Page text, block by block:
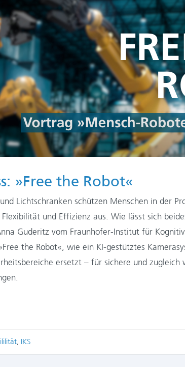
»Free the Robot«
Lichtschranken schützen Menschen in der
und Effizienz aus. Wie lässt sich
Guderitz vom Fraunhofer-Institut für
the Robot«, wie ein KI-gestütztes
ersetzt – für sichere und zugleich
, IKS